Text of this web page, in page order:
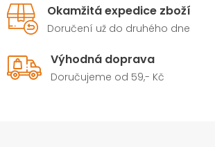
Okamžitá expedice zboží
Doručení už do druhého dne
Výhodná doprava
Doručujeme od 59,- Kč